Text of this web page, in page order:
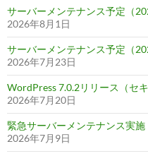
サーバーメンテナンス予定（
2026年8月1日
サーバーメンテナンス予定（
2026年7月23日
WordPress 7.0.2リリース（セ
2026年7月20日
緊急サーバーメンテナンス実施
2026年7月9日